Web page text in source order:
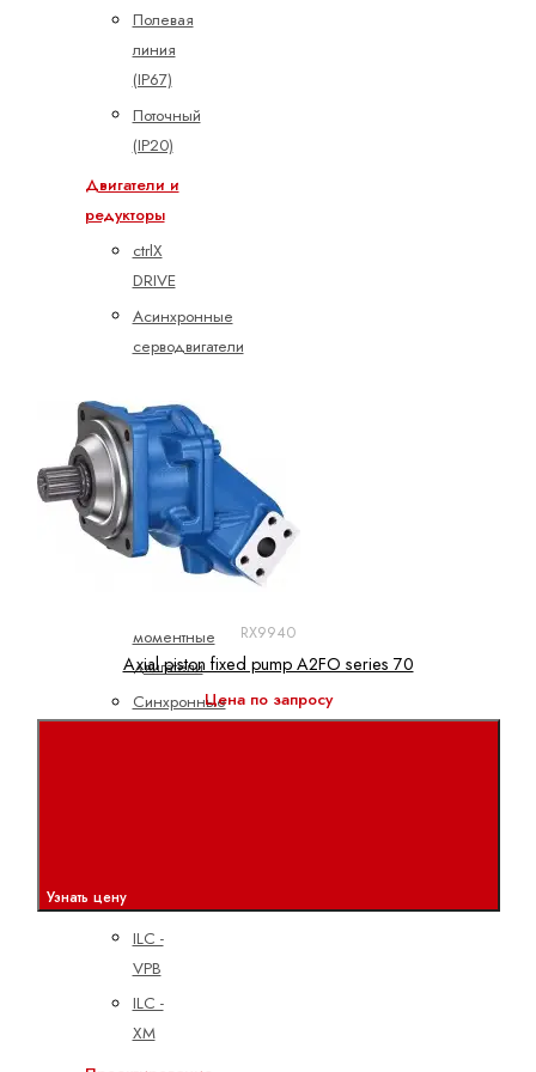
Полевая
линия
(IP67)
Поточный
(IP20)
Двигатели и
редукторы
ctrlX
DRIVE
Асинхронные
серводвигатели
двигатели
Планетарные
серворедукторы
Синхронные
линейные
электродвигатели
моментные
двигатели
Синхронные
ILC -
VPB
ILC -
XM
RX9940
Axial piston fixed pump A2FO series 70
Цена по запросу
Узнать цену